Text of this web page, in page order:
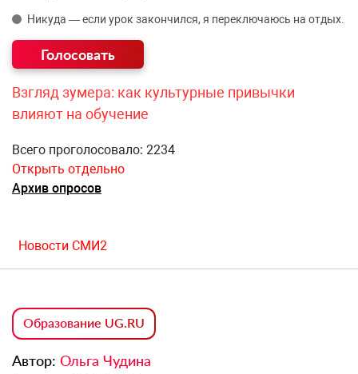
Никуда — если урок закончился, я переключаюсь на отдых.
Взгляд зумера: как культурные привычки
влияют на обучение
Всего проголосовало: 2234
Открыть отдельно
Архив опросов
Новости СМИ2
Образование UG.RU
Автор: Ольга Чудина